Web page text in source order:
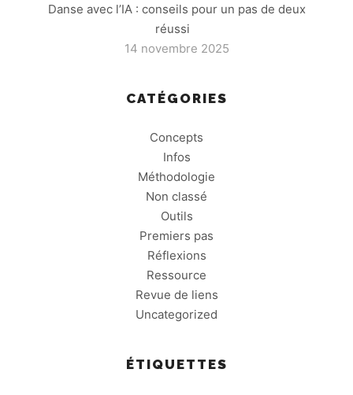
Danse avec l’IA : conseils pour un pas de deux
réussi
14 novembre 2025
CATÉGORIES
Concepts
Infos
Méthodologie
Non classé
Outils
Premiers pas
Réflexions
Ressource
Revue de liens
Uncategorized
ÉTIQUETTES